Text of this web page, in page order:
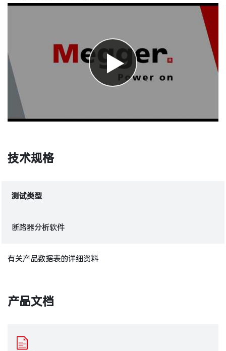
技术规格
测试类型
断路器分析软件
有关产品数据表的详细资料
产品文档